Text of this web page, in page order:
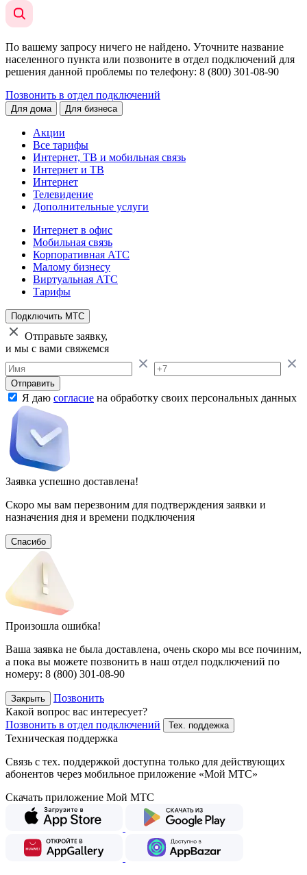
По вашему запросу ничего не найдено. Уточните название
населенного пункта или позвоните в отдел подключений для
решения данной проблемы по телефону: 8 (800) 301-08-90
Позвонить в отдел подключений
Для дома Для бизнеса
Акции
Все тарифы
Интернет, ТВ и мобильная связь
Интернет и ТВ
Интернет
Телевидение
Дополнительные услуги
Интернет в офис
Мобильная связь
Корпоративная АТС
Малому бизнесу
Виртуальная АТС
Тарифы
Подключить МТС
Отправьте заявку,
и мы с вами свяжемся
Отправить
Я даю согласие на обработку своих персональных данных
Заявка успешно доставлена!
Скоро мы вам перезвоним для подтверждения заявки и
назначения дня и времени подключения
Спасибо
Произошла ошибка!
Ваша заявка не была доставлена, очень скоро мы все починим,
а пока вы можете позвонить в наш отдел подключений по
номеру: 8 (800) 301-08-90
Закрыть
Позвонить
Какой вопрос вас интересует?
Позвонить в отдел подключений
Тех. поддежка
Техническая поддержка
Связь с тех. поддержкой доступна только для действующих
абонентов через мобильное приложение «Мой МТС»
Скачать приложение Мой МТС